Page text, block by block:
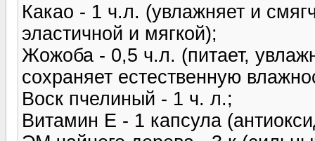
Какао - 1 ч.л. (увлажняет и
эластичной и мягкой);
Жожоба - 0,5 ч.л. (питает,
сохраняет естественную
Воск пчелиный - 1 ч. л.;
Витамин Е - 1 капсула